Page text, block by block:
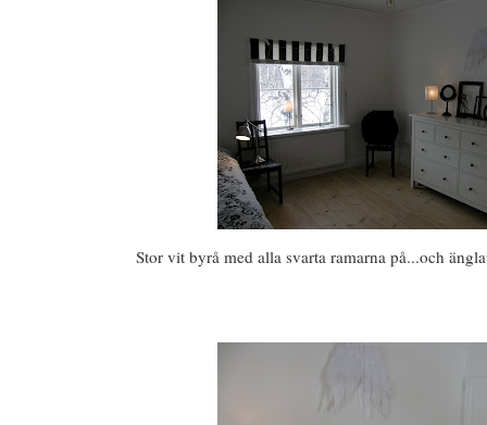
Stor vit byrå med alla svarta ramarna på...och